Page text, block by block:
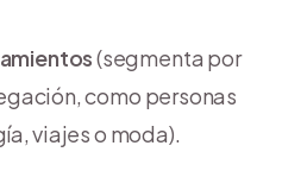
(segmenta por
como personas
viajes o moda).